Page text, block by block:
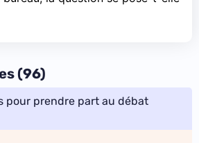
(96)
pour prendre part au débat